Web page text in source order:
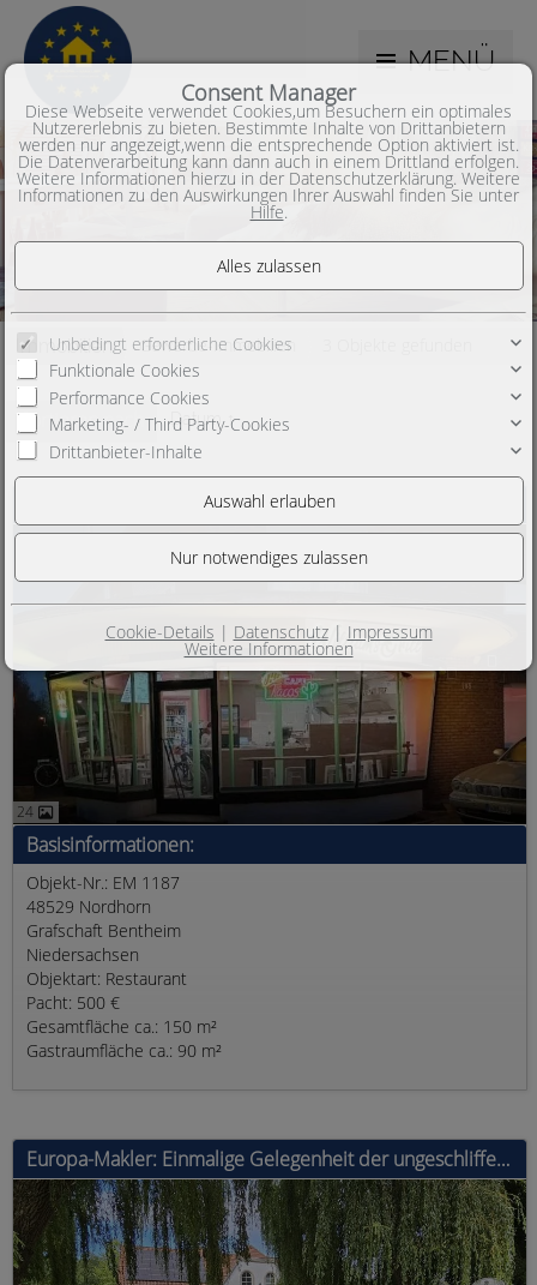
MENÜ
Immobilien Gewerbe-Immobilien
Sortieren nach Datum ↑
24
Basisinformationen:
Objekt-Nr.: EM 1187
48529 Nordhorn
Grafschaft Bentheim
Niedersachsen
Objektart: Restaurant
Pacht: 500 €
Gesamtfläche ca.: 150 m²
Gastraumfläche ca.: 90 m²
Europa-Makler: Einmalige Gelegenheit der ungeschliffene Diamant in der Grafschaft Bentheim,Campingplatz und Gastronomie
Consent Manager
Diese Webseite verwendet Cookies,um Besuchern ein optimales
Nutzererlebnis zu bieten. Bestimmte Inhalte von Drittanbietern
werden nur angezeigt,wenn die entsprechende Option aktiviert ist.
Die Datenverarbeitung kann dann auch in einem Drittland erfolgen.
Weitere Informationen hierzu in der Datenschutzerklärung. Weitere
Informationen zu den Auswirkungen Ihrer Auswahl finden Sie unter
Hilfe.
Unbedingt erforderliche Cookies
Funktionale Cookies
Performance Cookies
Marketing- / Third Party-Cookies
Drittanbieter-Inhalte
Cookie-Details | Datenschutz| Impressum
Weitere Informationen